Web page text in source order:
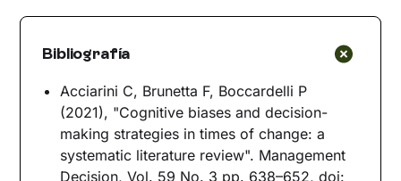
Bibliografía
Acciarini C, Brunetta F, Boccardelli P
(2021), "Cognitive biases and decision-
making strategies in times of change: a
systematic literature review". Management
Decision, Vol. 59 No. 3 pp. 638–652, doi: